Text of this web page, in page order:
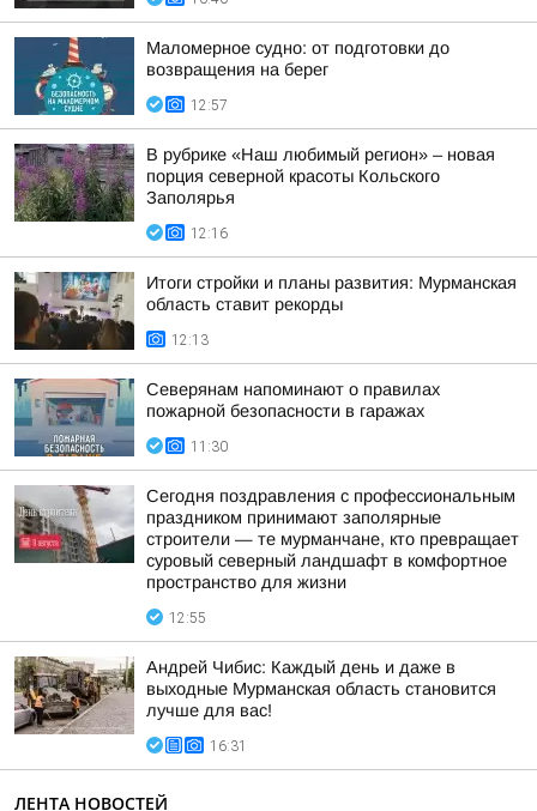
Маломерное судно: от подготовки до
возвращения на берег
12:57
В рубрике «Наш любимый регион» – новая
порция северной красоты Кольского
Заполярья
12:16
Итоги стройки и планы развития: Мурманская
область ставит рекорды
12:13
Северянам напоминают о правилах
пожарной безопасности в гаражах
11:30
Сегодня поздравления с профессиональным
праздником принимают заполярные
строители — те мурманчане, кто превращает
суровый северный ландшафт в комфортное
пространство для жизни
12:55
Андрей Чибис: Каждый день и даже в
выходные Мурманская область становится
лучше для вас!
16:31
ЛЕНТА НОВОСТЕЙ